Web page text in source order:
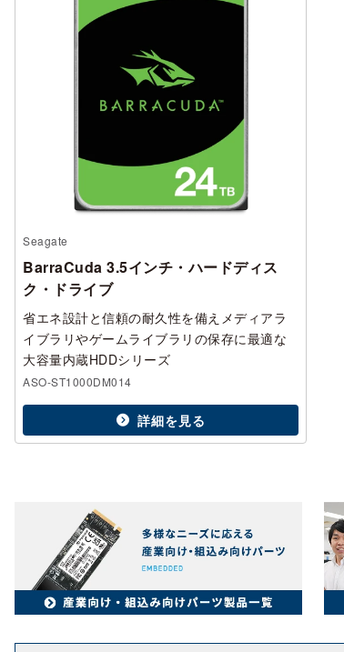
Seagate
BarraCuda 3.5インチ・ハードディス
ク・ドライブ
省エネ設計と信頼の耐久性を備えメディアラ
イブラリやゲームライブラリの保存に最適な
大容量内蔵HDDシリーズ
ASO-ST1000DM014
詳細を見る